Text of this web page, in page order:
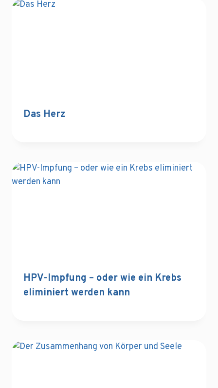
Das Herz
HPV-Impfung – oder wie ein Krebs
eliminiert werden kann